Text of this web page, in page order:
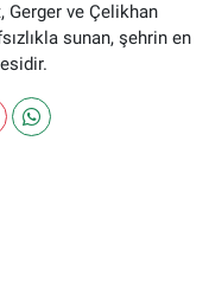
Gerger ve Çelikhan
sunan, şehrin en